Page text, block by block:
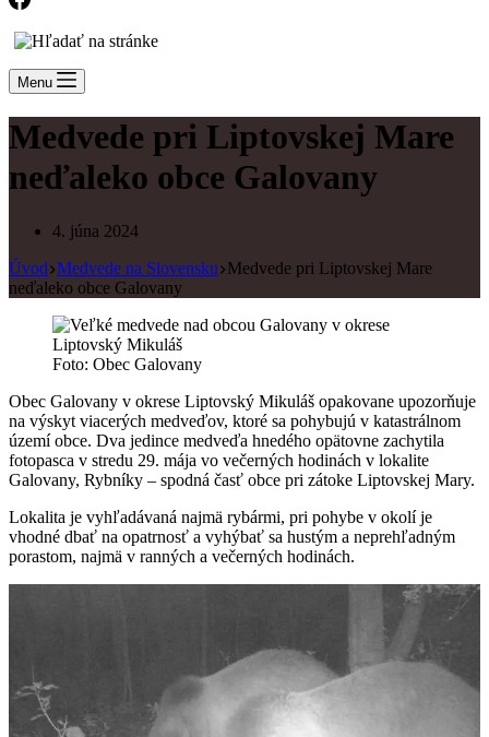
Menu
Medvede pri Liptovskej Mare
neďaleko obce Galovany
4. júna 2024
Úvod Medvede na Slovensku Medvede pri Liptovskej Mare
neďaleko obce Galovany
Foto: Obec Galovany
Obec Galovany v okrese Liptovský Mikuláš opakovane upozorňuje
na výskyt viacerých medveďov, ktoré sa pohybujú v katastrálnom
území obce. Dva jedince medveďa hnedého opätovne zachytila
fotopasca v stredu 29. mája vo večerných hodinách v lokalite
Galovany, Rybníky – spodná časť obce pri zátoke Liptovskej Mary.
Lokalita je vyhľadávaná najmä rybármi, pri pohybe v okolí je
vhodné dbať na opatrnosť a vyhýbať sa hustým a neprehľadným
porastom, najmä v ranných a večerných hodinách.